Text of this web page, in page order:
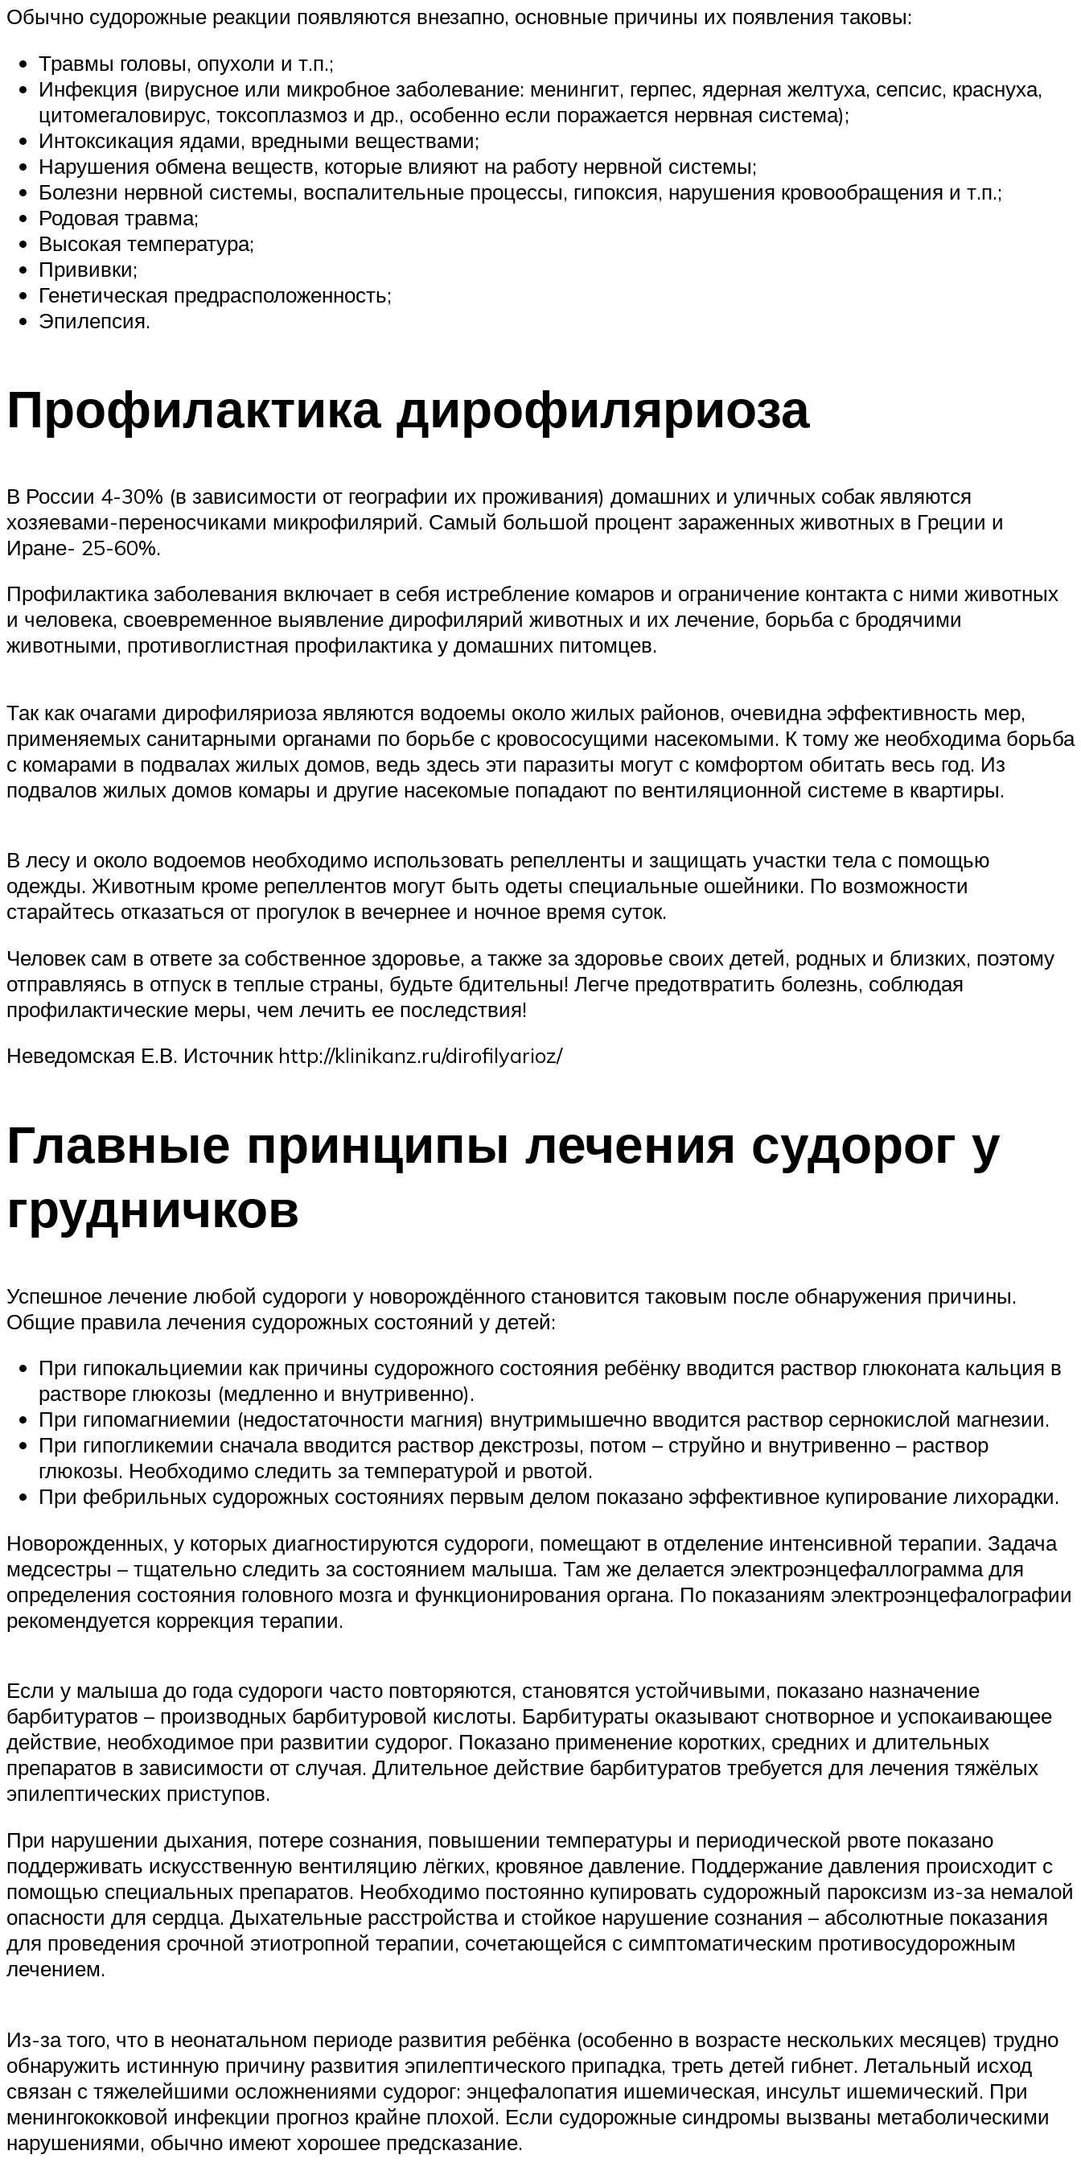
Обычно судорожные реакции появляются внезапно, основные причины их появления таковы:
Травмы головы, опухоли и т.п.;
Инфекция (вирусное или микробное заболевание: менингит, герпес, ядерная желтуха, сепсис, краснуха,
цитомегаловирус, токсоплазмоз и др., особенно если поражается нервная система);
Интоксикация ядами, вредными веществами;
Нарушения обмена веществ, которые влияют на работу нервной системы;
Болезни нервной системы, воспалительные процессы, гипоксия, нарушения кровообращения и т.п.;
Родовая травма;
Высокая температура;
Прививки;
Генетическая предрасположенность;
Эпилепсия.
Профилактика дирофиляриоза
В России 4-30% (в зависимости от географии их проживания) домашних и уличных собак являются
хозяевами-переносчиками микрофилярий. Самый большой процент зараженных животных в Греции и
Иране- 25-60%.
Профилактика заболевания включает в себя истребление комаров и ограничение контакта с ними животных
и человека, своевременное выявление дирофилярий животных и их лечение, борьба с бродячими
животными, противоглистная профилактика у домашних питомцев.
Так как очагами дирофиляриоза являются водоемы около жилых районов, очевидна эффективность мер,
применяемых санитарными органами по борьбе с кровососущими насекомыми. К тому же необходима борьба
с комарами в подвалах жилых домов, ведь здесь эти паразиты могут с комфортом обитать весь год. Из
подвалов жилых домов комары и другие насекомые попадают по вентиляционной системе в квартиры.
В лесу и около водоемов необходимо использовать репелленты и защищать участки тела с помощью
одежды. Животным кроме репеллентов могут быть одеты специальные ошейники. По возможности
старайтесь отказаться от прогулок в вечернее и ночное время суток.
Человек сам в ответе за собственное здоровье, а также за здоровье своих детей, родных и близких, поэтому
отправляясь в отпуск в теплые страны, будьте бдительны! Легче предотвратить болезнь, соблюдая
профилактические меры, чем лечить ее последствия!
Неведомская Е.В. Источник http://klinikanz.ru/dirofilyarioz/
Главные принципы лечения судорог у
грудничков
Успешное лечение любой судороги у новорождённого становится таковым после обнаружения причины.
Общие правила лечения судорожных состояний у детей:
При гипокальциемии как причины судорожного состояния ребёнку вводится раствор глюконата кальция в
растворе глюкозы (медленно и внутривенно).
При гипомагниемии (недостаточности магния) внутримышечно вводится раствор сернокислой магнезии.
При гипогликемии сначала вводится раствор декстрозы, потом – струйно и внутривенно – раствор
глюкозы. Необходимо следить за температурой и рвотой.
При фебрильных судорожных состояниях первым делом показано эффективное купирование лихорадки.
Новорожденных, у которых диагностируются судороги, помещают в отделение интенсивной терапии. Задача
медсестры – тщательно следить за состоянием малыша. Там же делается электроэнцефаллограмма для
определения состояния головного мозга и функционирования органа. По показаниям электроэнцефалографии
рекомендуется коррекция терапии.
Если у малыша до года судороги часто повторяются, становятся устойчивыми, показано назначение
барбитуратов – производных барбитуровой кислоты. Барбитураты оказывают снотворное и успокаивающее
действие, необходимое при развитии судорог. Показано применение коротких, средних и длительных
препаратов в зависимости от случая. Длительное действие барбитуратов требуется для лечения тяжёлых
эпилептических приступов.
При нарушении дыхания, потере сознания, повышении температуры и периодической рвоте показано
поддерживать искусственную вентиляцию лёгких, кровяное давление. Поддержание давления происходит с
помощью специальных препаратов. Необходимо постоянно купировать судорожный пароксизм из-за немалой
опасности для сердца. Дыхательные расстройства и стойкое нарушение сознания – абсолютные показания
для проведения срочной этиотропной терапии, сочетающейся с симптоматическим противосудорожным
лечением.
Из-за того, что в неонатальном периоде развития ребёнка (особенно в возрасте нескольких месяцев) трудно
обнаружить истинную причину развития эпилептического припадка, треть детей гибнет. Летальный исход
связан с тяжелейшими осложнениями судорог: энцефалопатия ишемическая, инсульт ишемический. При
менингококковой инфекции прогноз крайне плохой. Если судорожные синдромы вызваны метаболическими
нарушениями, обычно имеют хорошее предсказание.